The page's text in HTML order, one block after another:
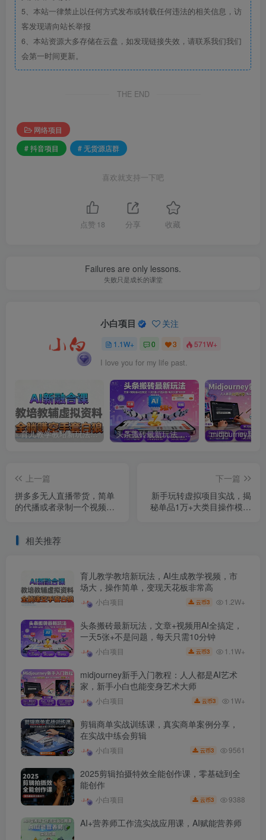
5、本站一律禁止以任何方式发布或转载任何违法的相关信息，访
客发现请向站长举报
6、本站资源大多存储在云盘，如发现链接失效，请联系我们我们
会第一时间更新。
THE END
网络项目
# 抖音项目
# 无货源店群
喜欢就支持一下吧
点赞 18 分享 收藏
Failures are only lessons.
失败只是成长的课堂
小白项目 关注
1.1W+ 0 3 571W+
I love you for my life past.
育儿教学教培新玩法，AI生成教学视频，市场大，操作简单，变现天花板非常高 头条搬砖最新玩法，文章+视频用AI全搞定，一天5张+不是问题，每天只需10分钟
上一篇
拼多多无人直播带货，简单
的代播或者录制一个视频，
下一篇
新手玩转虚拟项目实战，揭
秘单品1万+大类目操作模式
相关推荐
育儿教学教培新玩法，AI生成教学视频，市
场大，操作简单，变现天花板非常高
小白项目 云币3 1.2W+
头条搬砖最新玩法，文章+视频用AI全搞定，
一天5张+不是问题，每天只需10分钟
小白项目 云币3 1.1W+
midjourney新手入门教程：人人都是AI艺术
家，新手小白也能变身艺术大师
小白项目 云币3 1W+
剪辑商单实战训练课，真实商单案例分享，
在实战中练会剪辑
小白项目 云币3 9561
2025剪辑拍摄特效全能创作课，零基础到全
能创作
小白项目 云币3 9388
AI+营养师工作流实战应用课，AI赋能营养师